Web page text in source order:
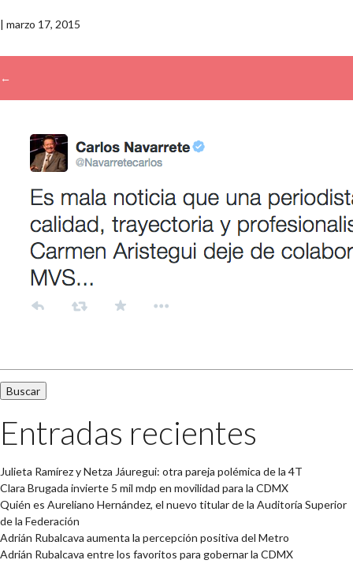
| marzo 17, 2015
←
Entradas recientes
Julieta Ramírez y Netza Jáuregui: otra pareja polémica de la 4T
Clara Brugada invierte 5 mil mdp en movilidad para la CDMX
Quién es Aureliano Hernández, el nuevo titular de la Auditoría Superior
de la Federación
Adrián Rubalcava aumenta la percepción positiva del Metro
Adrián Rubalcava entre los favoritos para gobernar la CDMX